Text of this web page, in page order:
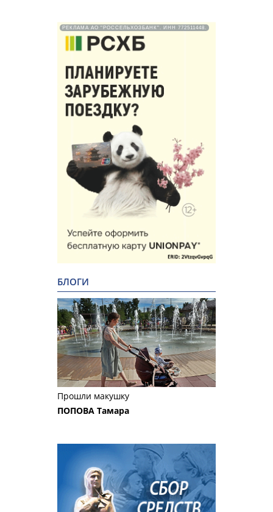
РЕКЛАМА АО "РОССЕЛЬХОЗБАНК". ИНН 772511448.
БЛОГИ
Прошли макушку
ПОПОВА Тамара